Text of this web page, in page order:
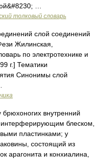
…
толковый словарь
слой соединений
Жилинская,
по электротехнике и
г.] Тематики
Синонимы слой
внутренний
блеском,
пластинками; у
состоящий из
арагонита и конхиалина,